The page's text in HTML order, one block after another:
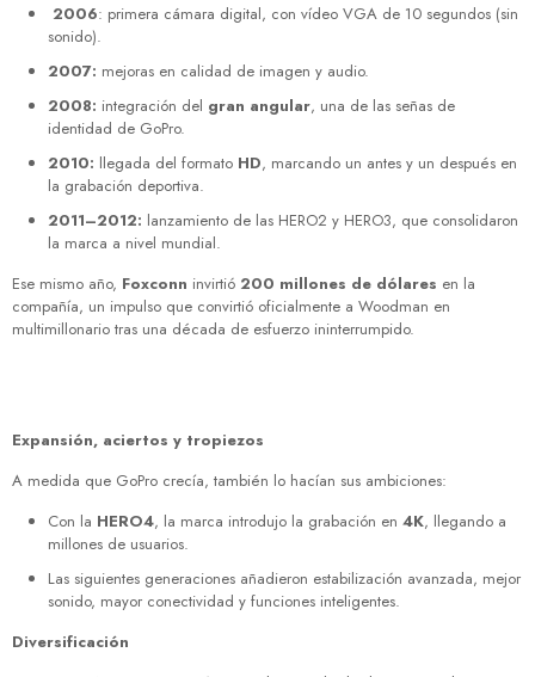
2006: primera cámara digital, con vídeo VGA de 10 segundos (sin
sonido).
2007: mejoras en calidad de imagen y audio.
2008: integración del gran angular, una de las señas de
identidad de GoPro.
2010: llegada del formato HD, marcando un antes y un después en
la grabación deportiva.
2011–2012: lanzamiento de las HERO2 y HERO3, que consolidaron
la marca a nivel mundial.
Ese mismo año, Foxconn invirtió 200 millones de dólares en la
compañía, un impulso que convirtió oficialmente a Woodman en
multimillonario tras una década de esfuerzo ininterrumpido.
Expansión, aciertos y tropiezos
A medida que GoPro crecía, también lo hacían sus ambiciones:
Con la HERO4, la marca introdujo la grabación en 4K, llegando a
millones de usuarios.
Las siguientes generaciones añadieron estabilización avanzada, mejor
sonido, mayor conectividad y funciones inteligentes.
Diversificación